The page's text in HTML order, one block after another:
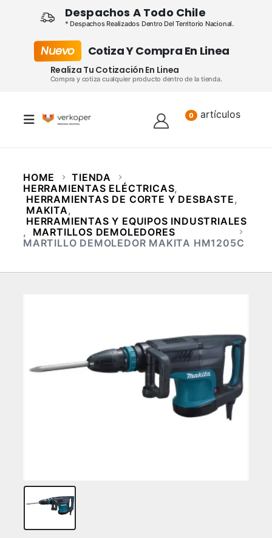
Despachos A Todo Chile
* Despachos Realizados Dentro Del Territorio Nacional.
Nuevo Cotiza Y Compra En Linea
Realiza Tu Cotización En Linea
Compra y cotiza cualquier producto dentro de la tienda.
0 artículos
HOME
TIENDA
HERRAMIENTAS ELÉCTRICAS,
HERRAMIENTAS DE CORTE Y DESBASTE,
MAKITA,
HERRAMIENTAS Y EQUIPOS INDUSTRIALES
,
MARTILLOS DEMOLEDORES
MARTILLO DEMOLEDOR MAKITA HM1205C